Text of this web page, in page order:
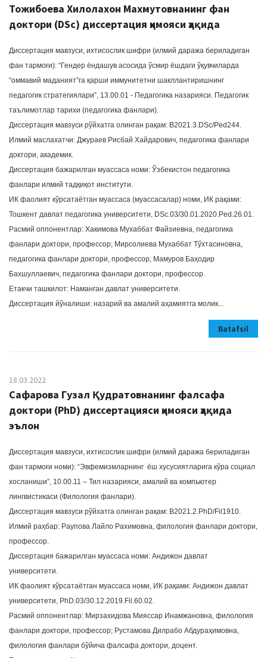
Тожибоевa Хилолaхон Мaхмутовнaнинг фан
доктори (DSc) диссертация ҳимояси ҳақида
Диссертация мавзуси, ихтисослик шифри (илмий даража бериладиган
фан тармоғи): “Гендер ёндaшув aсосидa ўсмир ёшдaги ўқувчилaрдa
“оммaвий мaдaният”гa қaрши иммунитетни шaкллaнтиришнинг
педaгогик стрaтегиялaри”, 13.00.01 - Педагогика назарияси. Педагогик
таълимотлар тарихи (педагогика фанлари).
Диссертация мавзуси рўйхатга олинган рақам: В2021.3.DSc/Ped244.
Илмий маслахатчи: Джурaев Рисбaй Хaйдaрович, педагогика фанлари
доктори, академик.
Диссертация бажарилган муассаса номи: Ўзбекистон педагогика
фанлари илмий тадқиқот институти.
ИК фаолият кўрсатаётган муассаса (муассасалар) номи, ИК рақами:
Тошкент давлат педагогика университети, DSс.03/30.01.2020.Ped.26.01.
Расмий оппонентлар: Хакимова Мухаббат Файзиевна, педагогика
фанлари доктори, профессор; Мирсолиева Мухаббат Тўхтасиновна,
педaгогикa фaнлaри доктори, профессор; Мамуров Баҳодир
Бахшуллаевич, педагогика фанлари доктори, профессор.
Етакчи ташкилот: Наманган дaвлaт университети.
Диссертация йўналиши: назарий ва амалий аҳамиятга молик...
Batafsil
18.03.2022
Сафарова Гузал Қудратовнанинг фалсафа
доктори (PhD) диссертацияси ҳимояси ҳақида
эълон
Диссертация мавзуси, ихтисослик шифри (илмий даража бериладиган
фан тармоғи номи): “Эвфемизмларнинг ёш хусусиятларига кўра социал
хосланиши”, 10.00.11 – Тил назарияси, амалий ва компьютер
лингвистикаси (Филология фанлари).
Диссертация мавзуси рўйхатга олинган рақам: В2021.2.PhD/Fil1910.
Илмий раҳбар: Раупова Лайло Рахимовна, филология фанлари доктори,
профессор.
Диссертация бажарилган муассаса номи: Андижон давлат
университети.
ИК фаолият кўрсатаётган муассаса номи, ИК рақами: Андижон давлат
университети, PhD.03/30.12.2019.Fil.60.02.
Расмий оппонентлар: Мирзахидова Мияссар Инамжановна, филология
фанлари доктори, профессор; Рустамова Дилрабо Абдураҳимовна,
филология фанлари бўйича фалсафа доктори, доцент.